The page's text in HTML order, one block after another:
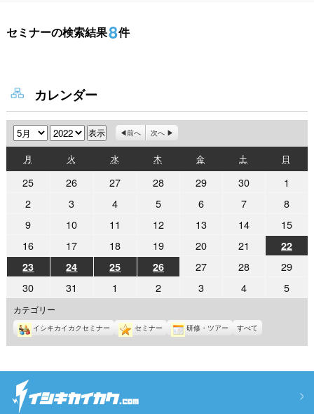
セミナーの検索結果8件
カレンダー
月 年 前へ 次へ
月
曜
日
火
曜
日
水水
曜
日
木
曜
日
金金
曜
日
土
曜
日
日
曜
252022
日
262022
月
26
日
272022
日
282022
月
28
日
292022
月
29
302022
月
1
5
月
1
日
22022
月
2
日
32022
5
月
3
日
42022
5
月
4
日
52022
5
月
5
日
62022
5
月
6
72022
5
月
7
82022
5
月
8
92022
5
月
9
日
102022
5
月
日
11
5
月
日
122022
5
月
日
132022
5
月
日
142022
月
日
152022
年
5
月
日
162022
年
5
月
16
日
172022
年
5
日
182022
年
5
日
192022
年
5
日
202022
日
21
5
日
222022
年
5
22
232022
年
5
月
23
242022
年
24
252022
年
25
日
262022
年
26
日
272022
5
27
282022
5
28
292022
5
302022
年
5
月
30
31
年
5
月
31
1
年
6
月
1
22022
年
6
月
2
32022
年
6
月
3
42022
年
6
月
4
52022
年
5
カテゴリー
イシキカイカクセミナー セミナー 研修・ツアー すべて